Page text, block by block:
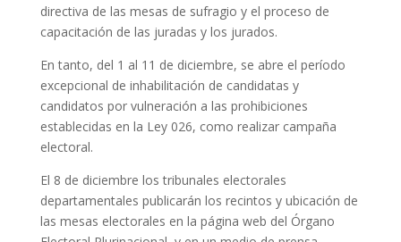
directiva de las mesas de sufragio y el proceso de
capacitación de las juradas y los jurados.
En tanto, del 1 al 11 de diciembre, se abre el período
excepcional de inhabilitación de candidatas y
candidatos por vulneración a las prohibiciones
establecidas en la Ley 026, como realizar campaña
electoral.
El 8 de diciembre los tribunales electorales
departamentales publicarán los recintos y ubicación de
las mesas electorales en la página web del Órgano